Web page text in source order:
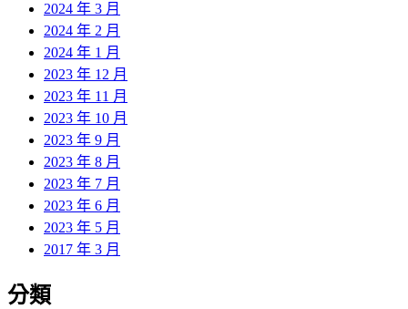
2024 年 3 月
2024 年 2 月
2024 年 1 月
2023 年 12 月
2023 年 11 月
2023 年 10 月
2023 年 9 月
2023 年 8 月
2023 年 7 月
2023 年 6 月
2023 年 5 月
2017 年 3 月
分類